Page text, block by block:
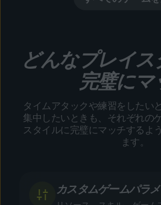
どんなプレイ
完璧にマ
タイムアタックや練習をしたい
集中したいときも、それぞれの
スタイルに完璧にマッチするよ
ます。
カスタムゲームパラ